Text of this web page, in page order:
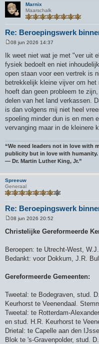
Marnix
Maarschalk
Re: Beroepingswerk
i
h
t
08 jun 2026 14:37
Ik weet niet wat je met "ver uit
fysiek bedoelt en niet
open staan voor een vertrek is
betrekkelijk kleine vijver om het
hoeft dan geen probleem te
delen van het land verkassen.
is dan volgens mij niet heel
spoeling minder dun is en men
vervanging maar in de kleinere
“We need leaders not in love with
publicity but in love with humanity.
― Dr. Martin Luther King, Jr.”
Spreeuw
Generaal
Re: Beroepingswerk
e
r
h
t
08 jun 2026 20:52
Christelijke Gereformeerde
Beroepen: te Utrecht-West,
Bedankt: voor Dokkum, J.R.
Gereformeerde Gemeenten:
Tweetal: te Bodegraven, stud.
Keurhorst te Veenendaal.
Tweetal: te Rotterdam-
en stud. H.R. Keurhorst te
Drietal: te Capelle aan den
Blok te 's-Gravenpolder, stud.